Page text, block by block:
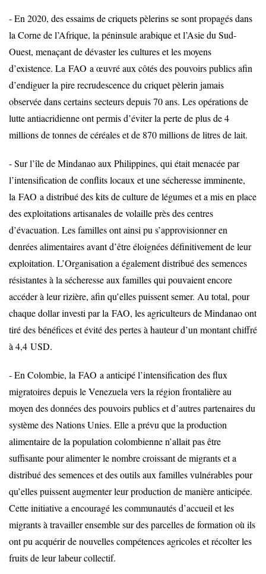
- En 2020, des essaims de criquets pèlerins se sont propagés dans
la Corne de l’Afrique, la péninsule arabique et l’Asie du Sud-
Ouest, menaçant de dévaster les cultures et les moyens
d’existence. La FAO a œuvré aux côtés des pouvoirs publics afin
d’endiguer la pire recrudescence du criquet pèlerin jamais
observée dans certains secteurs depuis 70 ans. Les opérations de
lutte antiacridienne ont permis d’éviter la perte de plus de 4
millions de tonnes de céréales et de 870 millions de litres de lait.
- Sur l’île de Mindanao aux Philippines, qui était menacée par
l’intensification de conflits locaux et une sécheresse imminente,
la FAO a distribué des kits de culture de légumes et a mis en place
des exploitations artisanales de volaille près des centres
d’évacuation. Les familles ont ainsi pu s’approvisionner en
denrées alimentaires avant d’être éloignées définitivement de leur
exploitation. L’Organisation a également distribué des semences
résistantes à la sécheresse aux familles qui pouvaient encore
accéder à leur rizière, afin qu’elles puissent semer. Au total, pour
chaque dollar investi par la FAO, les agriculteurs de Mindanao ont
tiré des bénéfices et évité des pertes à hauteur d’un montant chiffré
à 4,4 USD.
- En Colombie, la FAO a anticipé l’intensification des flux
migratoires depuis le Venezuela vers la région frontalière au
moyen des données des pouvoirs publics et d’autres partenaires du
système des Nations Unies. Elle a prévu que la production
alimentaire de la population colombienne n’allait pas être
suffisante pour alimenter le nombre croissant de migrants et a
distribué des semences et des outils aux familles vulnérables pour
qu’elles puissent augmenter leur production de manière anticipée.
Cette initiative a encouragé les communautés d’accueil et les
migrants à travailler ensemble sur des parcelles de formation où ils
ont pu acquérir de nouvelles compétences agricoles et récolter les
fruits de leur labeur collectif.